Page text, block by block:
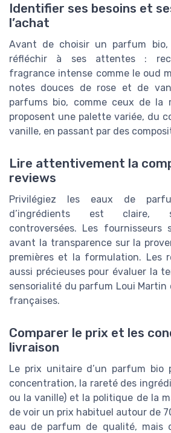
Identifier ses besoins et
l’achat
Avant de choisir un parfum
réfléchir à ses attentes :
fragrance intense comme le oud
notes douces de rose et de
parfums bio, comme ceux de la
proposent une palette variée, du
vanille, en passant par des
Lire attentivement la
reviews
Privilégiez les eaux de
d’ingrédients est claire,
controversées. Les fournisseurs
avant la transparence sur la
premières et la formulation. Les
aussi précieuses pour évaluer la
sensorialité du parfum Loui Martin
françaises.
Comparer le prix et les
livraison
Le prix unitaire d’un parfum bio
concentration, la rareté des
ou la vanille) et la politique de la
de voir un prix habituel autour de
eau de parfum de qualité, mais